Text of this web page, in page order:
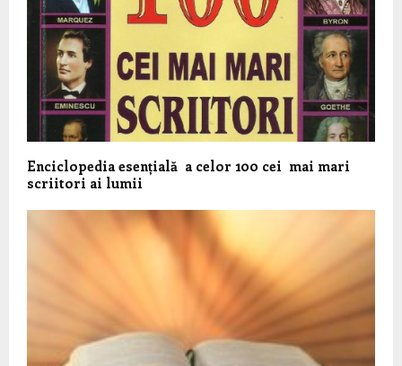
Enciclopedia esențială a celor 100 cei mai mari
scriitori ai lumii